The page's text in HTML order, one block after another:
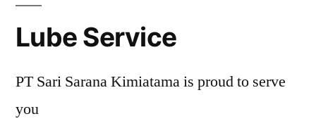
Lube Service
PT Sari Sarana Kimiatama is proud to serve
you